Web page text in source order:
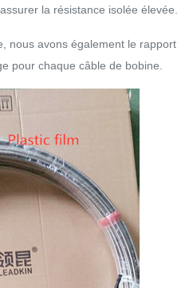
la résistance isolée élevée.
nous avons également le rapport
pour chaque câble de bobine.